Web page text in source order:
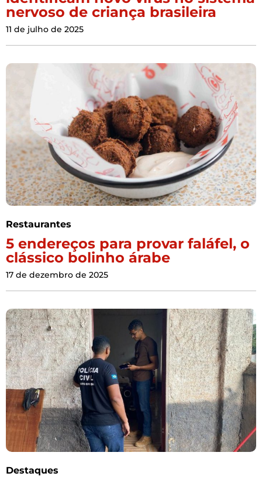
nervoso de criança brasileira
11 de julho de 2025
Restaurantes
5 endereços para provar faláfel, o
clássico bolinho árabe
17 de dezembro de 2025
Destaques